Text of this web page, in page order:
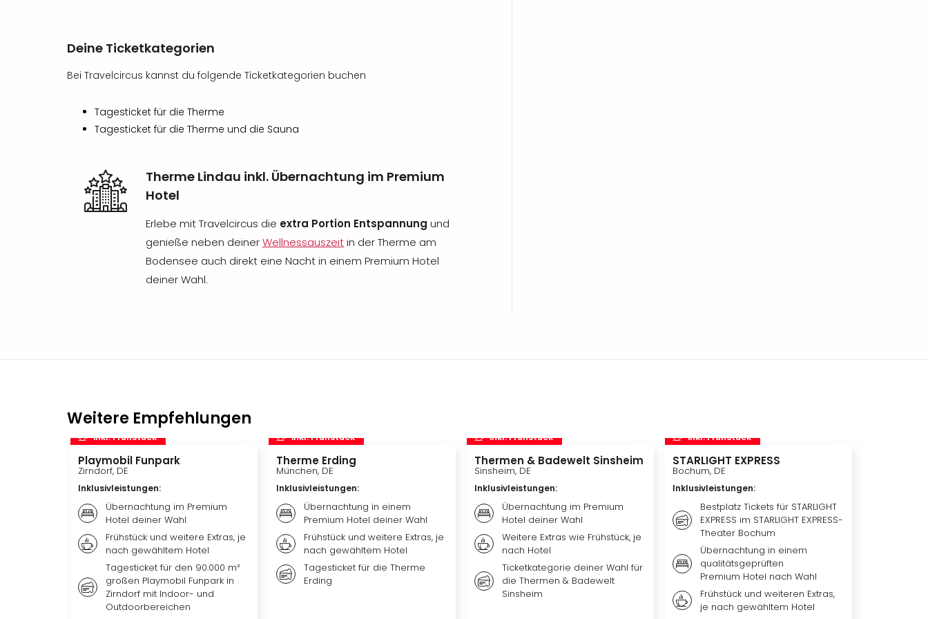
Deine Ticketkategorien
Bei Travelcircus kannst du folgende Ticketkategorien buchen
Tagesticket für die Therme
Tagesticket für die Therme und die Sauna
Therme Lindau inkl. Übernachtung im Premium
Hotel
Erlebe mit Travelcircus die extra Portion Entspannung und
genieße neben deinerWellnessauszeitin der Therme am
Bodensee auch direkt eine Nacht in einem Premium Hotel
deiner Wahl.
Weitere Empfehlungen
inkl. Frühstück
Playmobil Funpark
Zirndorf, DE
Inklusivleistungen:
Übernachtung im Premium
Hotel deiner Wahl
Frühstück und weitere Extras, je
nach gewähltem Hotel
Tagesticket für den 90.000 m²
großen Playmobil Funpark in
Zirndorf mit Indoor- und
Outdoorbereichen
inkl. Frühstück
Therme Erding
München, DE
Inklusivleistungen:
Übernachtung in einem
Premium Hotel deiner Wahl
Frühstück und weitere Extras, je
nach gewähltem Hotel
Tagesticket für die Therme
Erding
inkl. Frühstück
Thermen & Badewelt Sinsheim
Sinsheim, DE
Inklusivleistungen:
Übernachtung im Premium
Hotel deiner Wahl
Weitere Extras wie Frühstück, je
nach Hotel
Ticketkategorie deiner Wahl für
die Thermen & Badewelt
Sinsheim
inkl. Frühstück
STARLIGHT EXPRESS
Bochum, DE
Inklusivleistungen:
Bestplatz Tickets für STARLIGHT
EXPRESS im STARLIGHT EXPRESS-
Theater Bochum
Übernachtung in einem
qualitätsgeprüften
Premium Hotel nach Wahl
Frühstück und weiteren Extras,
je nach gewähltem Hotel